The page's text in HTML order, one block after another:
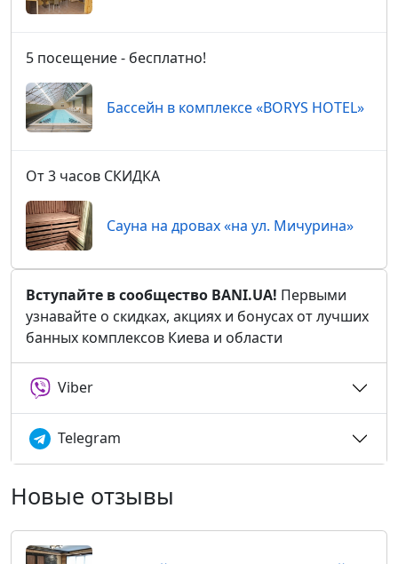
5 посещение - бесплатно!
Бассейн в комплексе «BORYS HOTEL»
От 3 часов СКИДКА
Сауна на дровах «на ул. Мичурина»
Вступайте в сообщество BANI.UA! Первыми
узнавайте о скидках, акциях и бонусах от лучших
банных комплексов Киева и области
Viber
Telegram
Новые отзывы